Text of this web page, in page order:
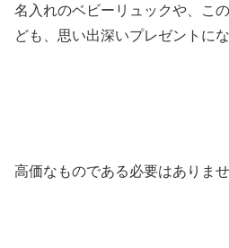
名入れのベビーリュックや、こ
ども、思い出深いプレゼントにな
高価なものである必要はありませ